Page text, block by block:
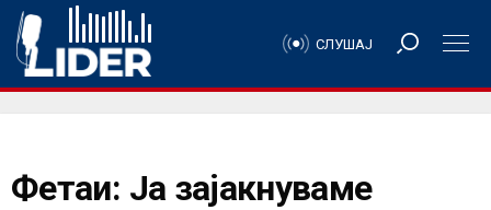
СЛУШАЈ
Фетаи: Ја зајакнуваме